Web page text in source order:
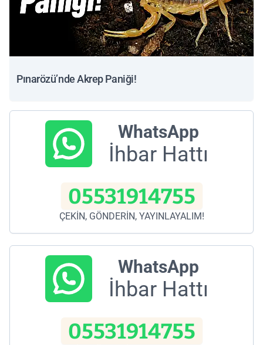
Pınarözü’nde Akrep Paniği!
WhatsApp
İhbar Hattı
05531914755
ÇEKİN, GÖNDERİN, YAYINLAYALIM!
WhatsApp
İhbar Hattı
05531914755